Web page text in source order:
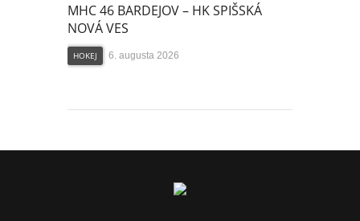
MHC 46 BARDEJOV – HK SPIŠSKÁ
NOVÁ VES
HOKEJ 6. augusta 2026